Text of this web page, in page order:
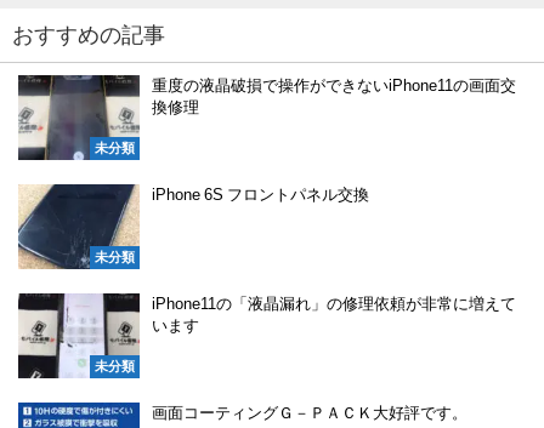
おすすめの記事
未分類
重度の液晶破損で操作ができないiPhone11の画面交
換修理
未分類
iPhone 6S フロントパネル交換
未分類
iPhone11の「液晶漏れ」の修理依頼が非常に増えて
います
画面コーティングＧ－ＰＡＣＫ大好評です。